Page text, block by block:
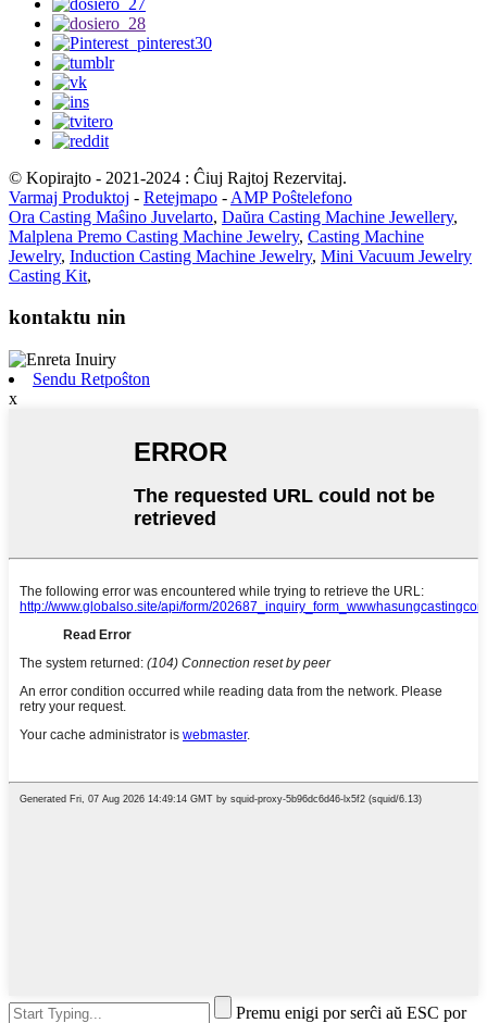
© Kopirajto - 2021-2024 : Ĉiuj Rajtoj Rezervitaj.
Varmaj Produktoj - Retejmapo - AMP Poŝtelefono
Ora Casting Maŝino Juvelarto, Daŭra Casting Machine Jewellery,
Malplena Premo Casting Machine Jewelry, Casting Machine
Jewelry, Induction Casting Machine Jewelry, Mini Vacuum Jewelry
Casting Kit,
kontaktu nin
Sendu Retpoŝton
x
Premu enigi por serĉi aŭ ESC por